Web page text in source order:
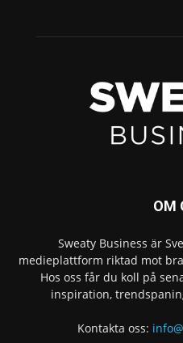
OM
Sweaty Business är
medieplattform riktad mot
Hos oss får du koll på
inspiration,
Kontakta oss: